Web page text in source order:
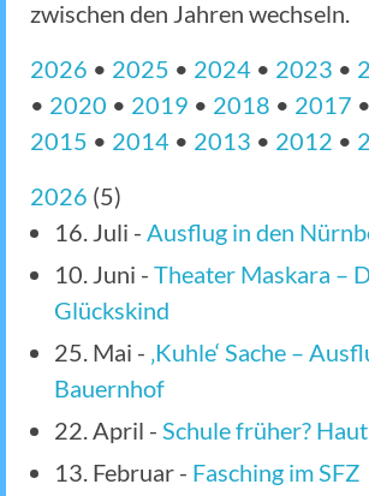
zwischen den Jahren wechseln.
2026 • 2025 • 2024 • 2023 •
• 2020 • 2019 • 2018 • 2017 •
2015 • 2014 • 2013 • 2012 •
2026 (5)
16. Juli - Ausflug in den
10. Juni - Theater Maskara –
Glückskind
25. Mai - ‚Kuhle‘ Sache –
Bauernhof
22. April - Schule früher?
13. Februar - Fasching im SFZ